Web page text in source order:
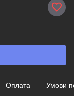
Оплата Умови